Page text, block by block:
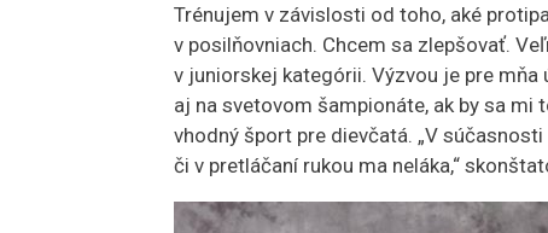
Trénujem v závislosti od toho, aké
v posilňovniach. Chcem sa zlepšovať.
v juniorskej kategórii. Výzvou je pre
aj na svetovom šampionáte, ak by sa mi
vhodný šport pre dievčatá. „V
či v pretláčaní rukou ma neláka,“